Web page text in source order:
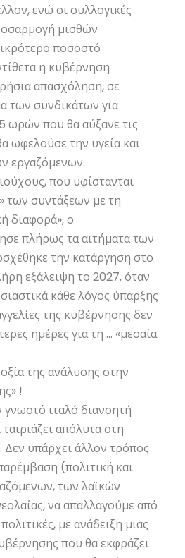
ενώ οι συλλογικές
μισθών
ποσοστό
η κυβέρνηση
απασχόληση, σε
των συνδικάτων για
ωρών που θα αύξανε τις
ωφελούσε την υγεία και
εργαζόμενων.
που υφίστανται
των συντάξεων με τη
διαφορά», ο
πλήρως τα αιτήματα των
την κατάργηση στο
εξάλειψη το 2027, όταν
κάθε λόγος ύπαρξης
της κυβέρνησης δεν
ημέρες για τη … «μεσαία
της ανάλυσης στην
!
ιταλό διανοητή
απόλυτα στη
Δεν υπάρχει άλλον τρόπος
(πολιτική και
των λαϊκών
να απαλλαγούμε από
με ανάδειξη μιας
που θα εκφράζει